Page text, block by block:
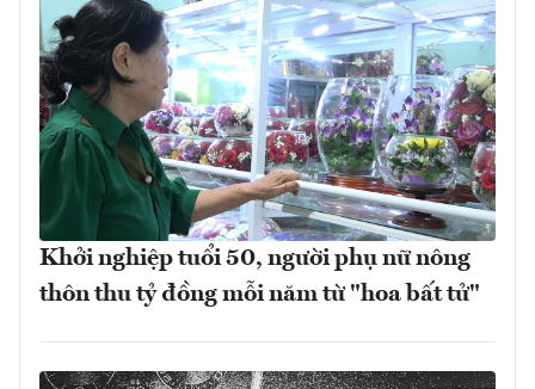
Khởi nghiệp tuổi 50, người phụ nữ nông
thôn thu tỷ đồng mỗi năm từ "hoa bất tử"